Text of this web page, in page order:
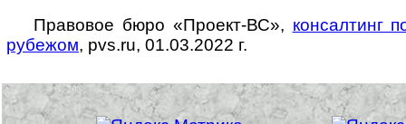
Правовое бюро «Проект-ВС», консалтинг
рубежом, pvs.ru, 01.03.2022 г.